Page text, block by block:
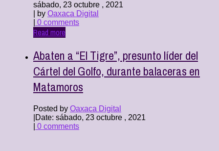
sábado, 23 octubre , 2021
| by Oaxaca Digital
0 comments
Read more
Abaten a “El Tigre”, presunto líder del
Cártel del Golfo, durante balaceras en
Matamoros
Posted by Oaxaca Digital
Date: sábado, 23 octubre , 2021
0 comments